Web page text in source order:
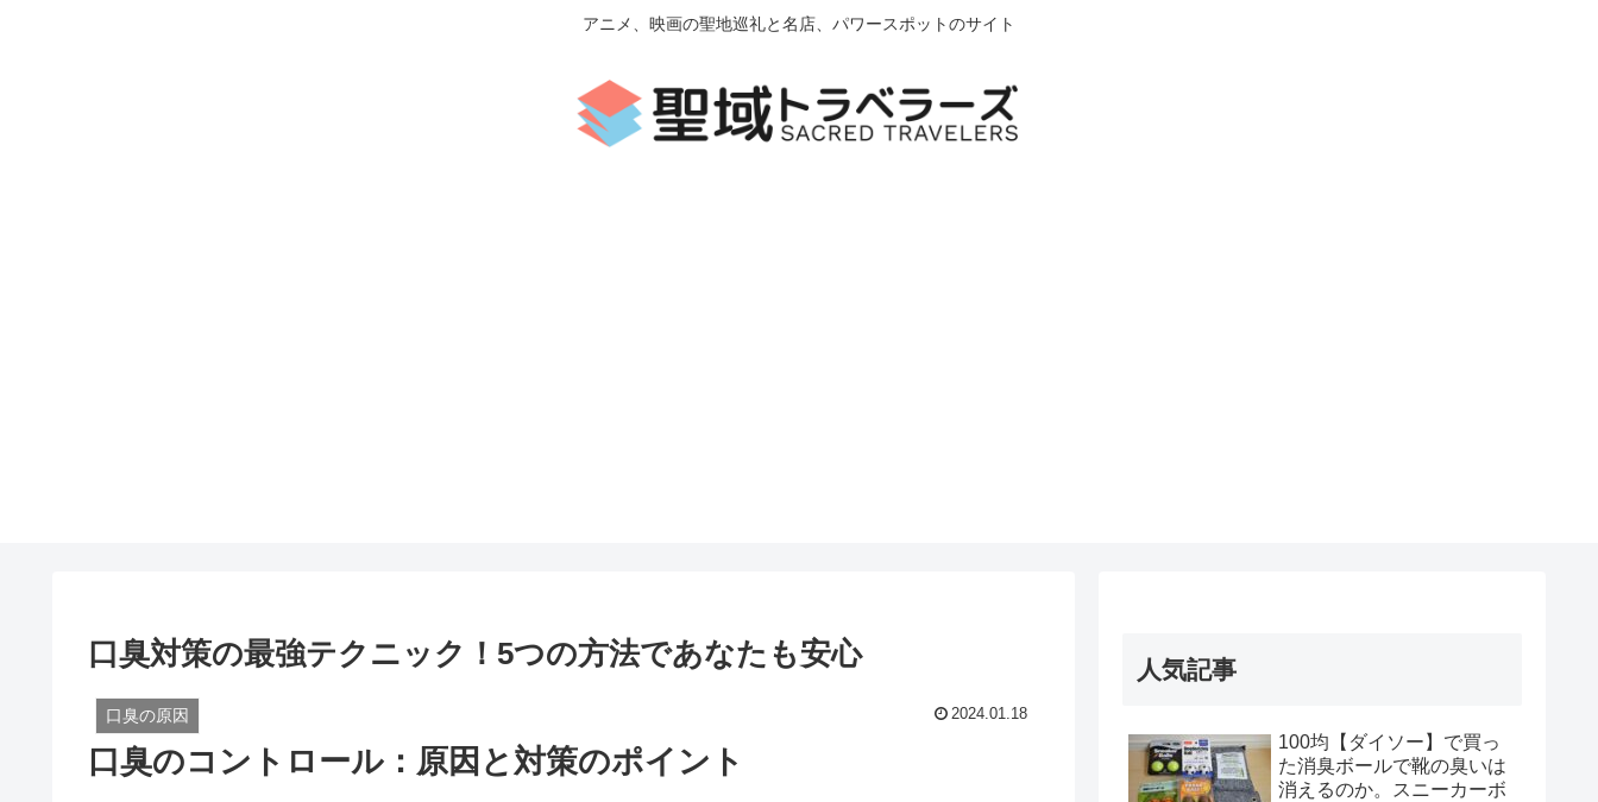
アニメ、映画の聖地巡礼と名店、パワースポットのサイト
口臭対策の最強テクニック！5つの方法であなたも安心
口臭の原因 2024.01.18
口臭のコントロール：原因と対策のポイント
人気記事
100均【ダイソー】で買っ
た消臭ボールで靴の臭いは
消えるのか。スニーカーボ